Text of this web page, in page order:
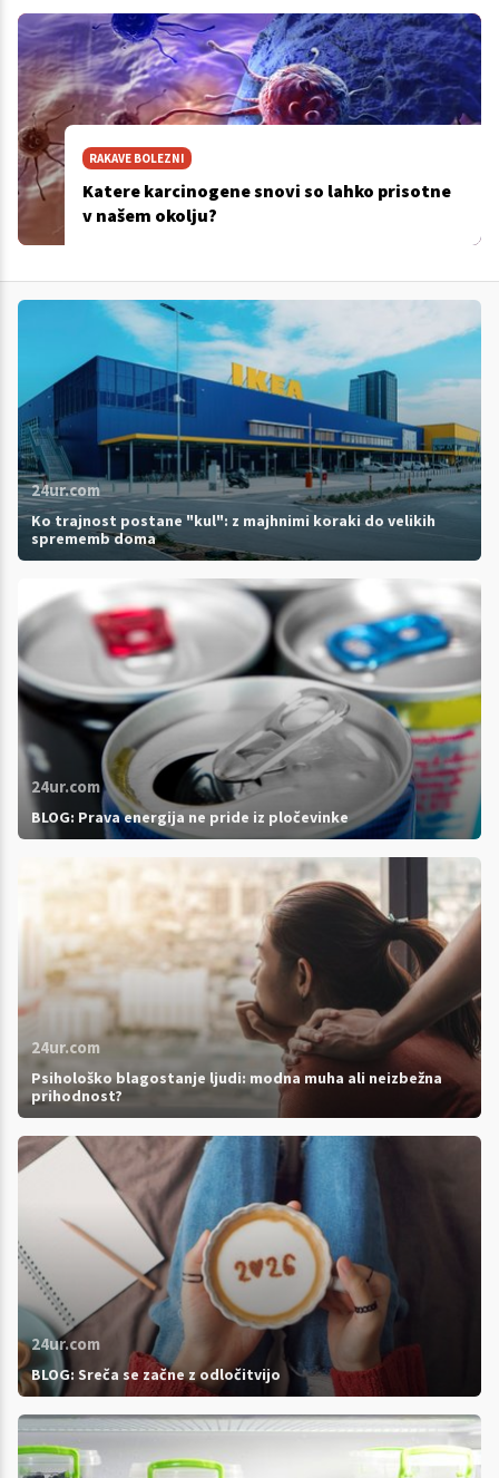
RAKAVE BOLEZNI
Katere karcinogene snovi so lahko prisotne
v našem okolju?
24ur.com
Ko trajnost postane "kul": z majhnimi koraki do velikih
sprememb doma
24ur.com
BLOG: Prava energija ne pride iz pločevinke
24ur.com
Psihološko blagostanje ljudi: modna muha ali neizbežna
prihodnost?
24ur.com
BLOG: Sreča se začne z odločitvijo